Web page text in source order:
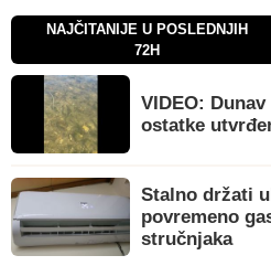
NAJČITANIJE U POSLEDNJIH
72H
VIDEO:
ostatke
Stalno držati
povremeno
stručnjaka